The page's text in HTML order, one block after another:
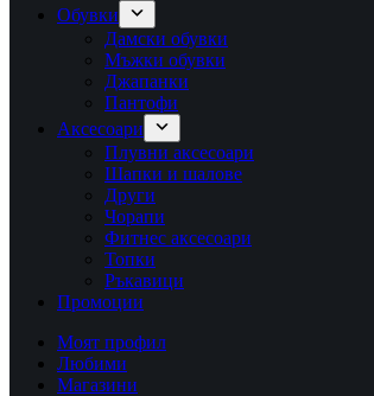
Обувки
Дамски обувки
Мъжки обувки
Джапанки
Пантофи
Аксесоари
Плувни аксесоари
Шапки и шалове
Други
Чорапи
Фитнес аксесоари
Топки
Ръкавици
Промоции
Моят профил
Любими
Магазини